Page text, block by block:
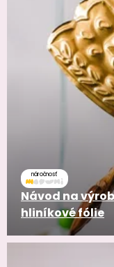
náročnosť
Návod na
hliníkové fólie